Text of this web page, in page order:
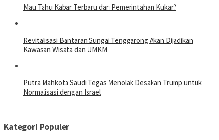
Mau Tahu Kabar Terbaru dari Pemerintahan Kukar?
Revitalisasi Bantaran Sungai Tenggarong Akan Dijadikan
Kawasan Wisata dan UMKM
Putra Mahkota Saudi Tegas Menolak Desakan Trump untuk
Normalisasi dengan Israel
Kategori Populer